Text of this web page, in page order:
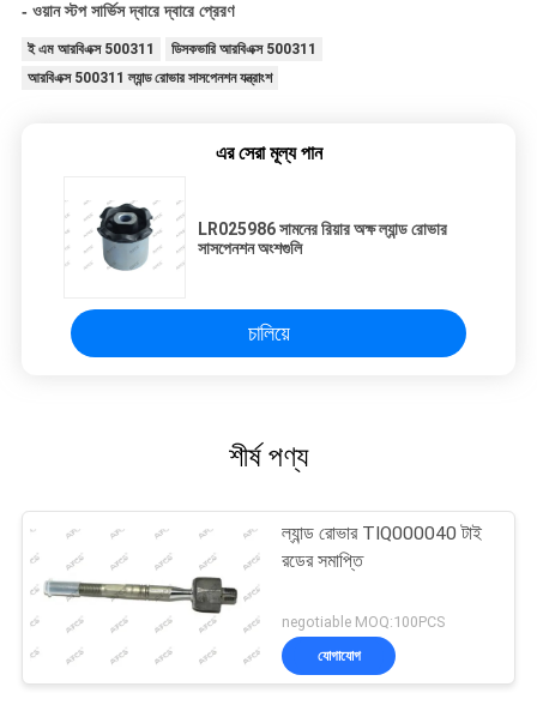
- ওয়ান স্টপ সার্ভিস দ্বারে দ্বারে প্রেরণ
ই এম আরবিএক্স 500311
ডিসকভারি আরবিএক্স 500311
আরবিএক্স 500311 ল্যান্ড রোভার সাসপেনশন যন্ত্রাংশ
এর সেরা মূল্য পান
LR025986 সামনের রিয়ার অক্ষ ল্যান্ড রোভার
সাসপেনশন অংশগুলি
চালিয়ে
শীর্ষ পণ্য
ল্যান্ড রোভার TIQ000040 টাই
রডের সমাপ্তি
negotiable MOQ:100PCS
যোগাযোগ